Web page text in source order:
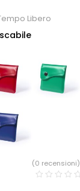
Libero
(0 recensioni)